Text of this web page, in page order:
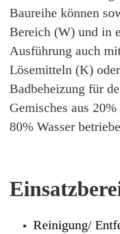
Baureihe können
Bereich (W) und in
Ausführung auch
Lösemitteln (K)
Badbeheizung für
Gemisches aus 20%
80% Wasser
Reinigung/